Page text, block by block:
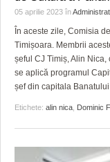
05 aprilie 2023 în
În aceste zile, Comisia
Timișoara. Membrii
șeful CJ Timiș, Alin
se aplică programul
șef din capitala
Etichete: alin nica Dominic